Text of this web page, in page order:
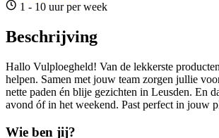
1 - 10 uur per week
Beschrijving
Hallo Vulploegheld! Van de lekkerste
helpen. Samen met jouw team zorgen jullie
nette paden én blije gezichten in Leusden. En
avond óf in het weekend. Past perfect in jouw
Wie ben jij?